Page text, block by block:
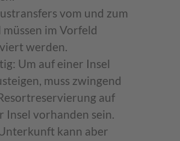
vom und zum
müssen im Vorfeld
werden.
Um auf einer Insel
muss zwingend
auf
Insel vorhanden sein.
kann aber